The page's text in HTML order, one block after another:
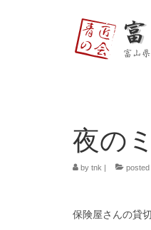
夜の
by tnk | posted
保険屋さんの貸